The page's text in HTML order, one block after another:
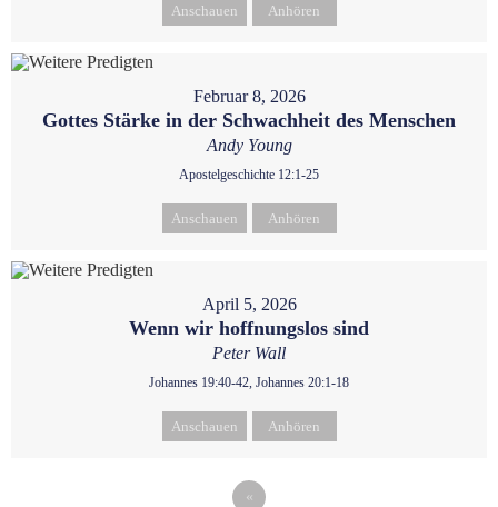
Anschauen Anhören
Februar 8, 2026
Gottes Stärke in der Schwachheit des Menschen
Andy Young
Apostelgeschichte 12:1-25
Anschauen Anhören
April 5, 2026
Wenn wir hoffnungslos sind
Peter Wall
Johannes 19:40-42, Johannes 20:1-18
Anschauen Anhören
«